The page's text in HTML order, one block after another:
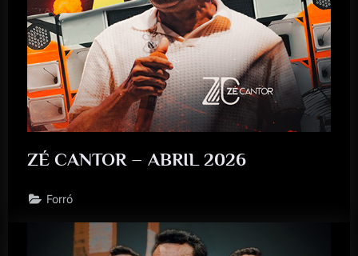
ZÉ CANTOR – ABRIL 2026
Forró